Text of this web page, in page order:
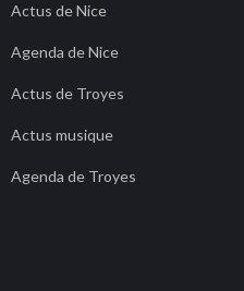
Actus de Nice
Agenda de Nice
Actus de Troyes
Actus musique
Agenda de Troyes